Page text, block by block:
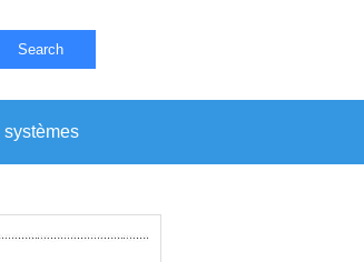
Search
systèmes